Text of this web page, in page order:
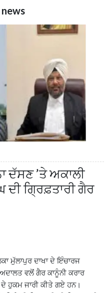
ਦੱਸਣ ’ਤੇ ਅਕਾਲੀ
ਗ੍ਰਿਫ਼ਤਾਰੀ ਗੈਰ
ਮੁੱਲਾਪੁਰ ਦਾਖਾ ਦੇ ਇੰਚਾਰਜ
ਵਲੋਂ ਗੈਰ ਕਾਨੂੰਨੀ ਕਰਾਰ
ਹੁਕਮ ਜਾਰੀ ਕੀਤੇ ਗਏ ਹਨ।